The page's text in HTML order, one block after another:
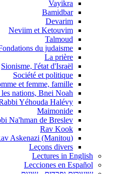
Vayikra
Bamidbar
Devarim
Neviim et Ketouvim
Talmoud
du judaisme
La prière
Sionisme, l'état d'Israël
Société et politique
et femme, famille
les nations, Bnei Noah
Yéhouda Halévy
Maimonide
Na'hman de Breslev
Rav Kook
(Rav Askenazi (Manitou
Leçons divers
Lectures in English
Lecciones en Español